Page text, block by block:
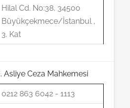
Hilal Cd. No:38, 34500
Büyükçekmece/İstanbul ,
3. Kat
Asliye Ceza Mahkemesi
0212 863 6042 - 1113